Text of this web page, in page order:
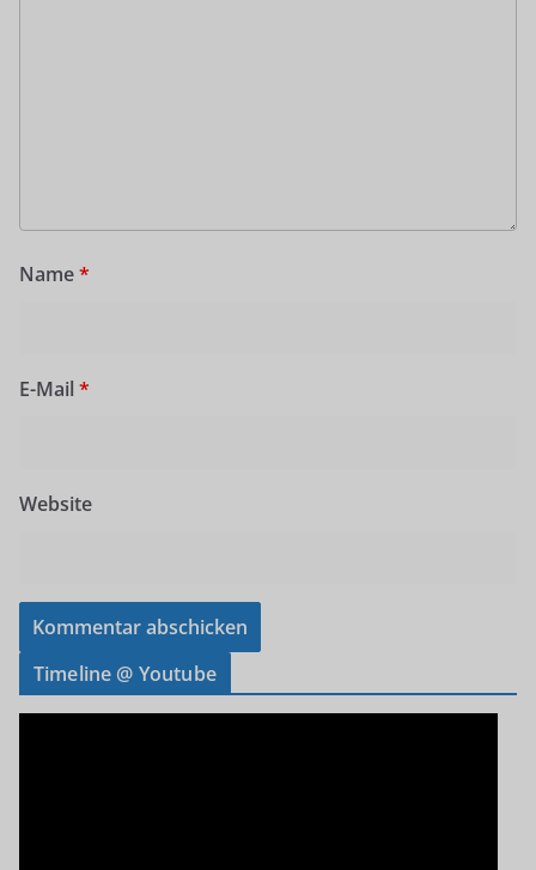
Name*
E-Mail *
Website
Timeline @ Youtube